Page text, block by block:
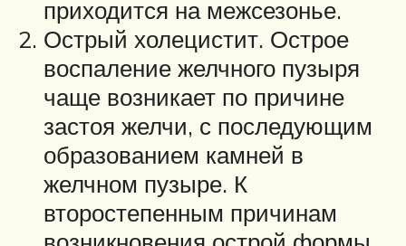
приходится на межсезонье.
Острый холецистит. Острое
воспаление желчного пузыря
чаще возникает по причине
застоя желчи, с последующим
образованием камней в
желчном пузыре. К
второстепенным причинам